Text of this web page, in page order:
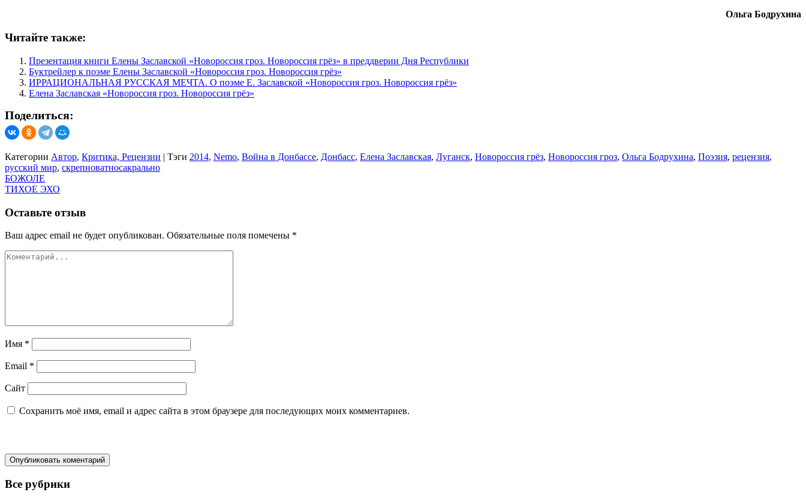
Ольга Бодрухина
Читайте также:
Презентация книги Елены Заславской «Новороссия гроз. Новороссия грёз» в преддверии Дня Республики
Буктрейлер к поэме Елены Заславской «Новороссия гроз. Новороссия грёз»
ИРРАЦИОНАЛЬНАЯ РУССКАЯ МЕЧТА. О поэме Е. Заславской «Новороссия гроз. Новороссия грёз»
Елена Заславская «Новороссия гроз. Новороссия грёз»
Поделиться:
Категории Автор, Критика, Рецензии | Тэги 2014, Nemo, Война в Донбассе, Донбасс, Елена Заславская, Луганск, Новороссия грёз, Новороссия гроз, Ольга Бодрухина, Поэзия, рецензия,
русский мир, скрепноватносакрально
Навигация
по
записям
БОЖОЛЕ
ТИХОЕ ЭХО
Оставьте отзыв
Ваш адрес email не будет опубликован. Обязательные поля помечены *
Имя *
Email *
Сайт
Сохранить моё имя, email и адрес сайта в этом браузере для последующих моих комментариев.
Все рубрики